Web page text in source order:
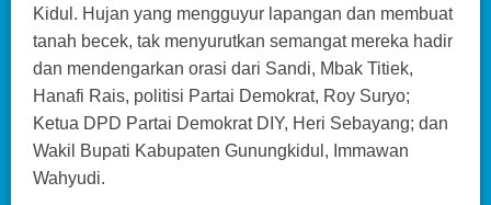
Kidul. Hujan yang mengguyur lapangan dan membuat
tanah becek, tak menyurutkan semangat mereka hadir
dan mendengarkan orasi dari Sandi, Mbak Titiek,
Hanafi Rais, politisi Partai Demokrat, Roy Suryo;
Ketua DPD Partai Demokrat DIY, Heri Sebayang; dan
Wakil Bupati Kabupaten Gunungkidul, Immawan
Wahyudi.